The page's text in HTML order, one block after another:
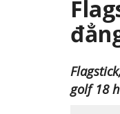
golf 18